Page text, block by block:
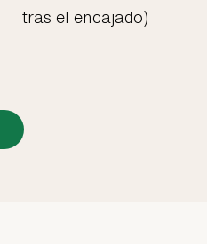
tras el encajado)